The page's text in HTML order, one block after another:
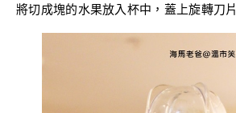
將切成塊的水果放入杯中，蓋上旋轉刀片